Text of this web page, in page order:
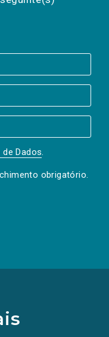
Dados.
obrigatório.